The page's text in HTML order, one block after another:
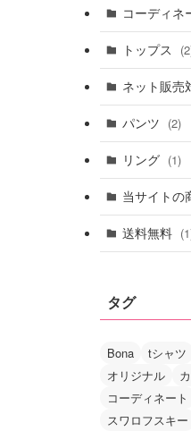
コーディネ
トップス
ネット販売
パンツ (2)
リング (1)
当サイトの
送料無料
タグ
Bona tシャツ
オリジナル
コーディネート
スワロフスキー